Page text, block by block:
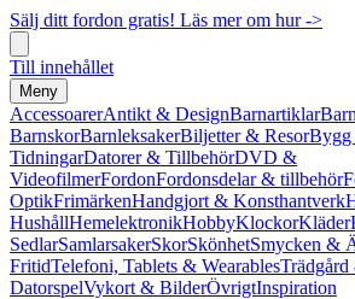
Sälj ditt fordon gratis! Läs mer om hur ->
Till innehållet
Meny
AccessoarerAntikt & DesignBarnartiklar
BarnskorBarnleksakerBiljetter & ResorBygg
TidningarDatorer & TillbehörDVD &
VideofilmerFordonFordonsdelar & tillbehör
OptikFrimärkenHandgjort & Konsthantverk
HushållHemelektronikHobbyKlockorKläder
SedlarSamlarsakerSkorSkönhetSmycken &
FritidTelefoni, Tablets & Wearables
DatorspelVykort & BilderÖvrigtInspiration